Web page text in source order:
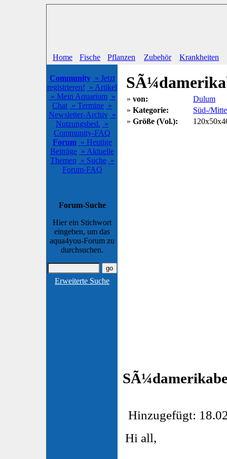
Home Fische Pflanzen Zubehör Krankheiten
Community » Jetzt
registrieren! » Artikel
» Mein Aquarium »
Chat » Termine »
Newsletter-Archiv »
Nutzungsbed. »
Community-FAQ
Forum » Heutige
Beiträge » Aktuelle
Themen » Suche »
Forum-FAQ
Forum-Suche
Hier ein Stichwort
eingeben, um das
aqua4you-Forum zu
durchsuchen.
Erweiterte Suche
» von:
Dulum
» Kategorie:
Süd-/
» Größe (Vol.):
Hinzugefügt:
Hi all,